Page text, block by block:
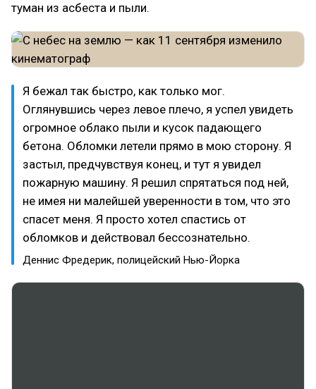
туман из асбеста и пыли.
Я бежал так быстро, как только мог.
Оглянувшись через левое плечо, я успел увидеть
огромное облако пыли и кусок падающего
бетона. Обломки летели прямо в мою сторону. Я
застыл, предчувствуя конец, и тут я увидел
пожарную машину. Я решил спрятаться под ней,
не имея ни малейшей уверенности в том, что это
спасет меня. Я просто хотел спастись от
обломков и действовал бессознательно.
Деннис Фредерик, полицейский Нью-Йорка